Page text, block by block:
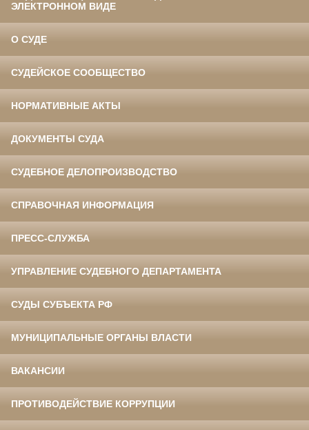
ЭЛЕКТРОННОМ ВИДЕ
О СУДЕ
СУДЕЙСКОЕ СООБЩЕСТВО
НОРМАТИВНЫЕ АКТЫ
ДОКУМЕНТЫ СУДА
СУДЕБНОЕ ДЕЛОПРОИЗВОДСТВО
СПРАВОЧНАЯ ИНФОРМАЦИЯ
ПРЕСС-СЛУЖБА
УПРАВЛЕНИЕ СУДЕБНОГО ДЕПАРТАМЕНТА
СУДЫ СУБЪЕКТА РФ
МУНИЦИПАЛЬНЫЕ ОРГАНЫ ВЛАСТИ
ВАКАНСИИ
ПРОТИВОДЕЙСТВИЕ КОРРУПЦИИ